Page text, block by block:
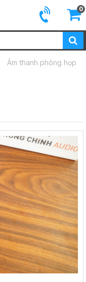
0
Âm thanh phòng họp